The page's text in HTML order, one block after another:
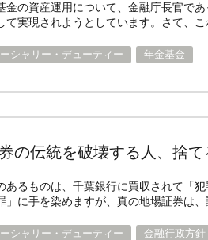
金の資産運用について、金融庁長官で
て実現されようとしています。さて、こ
シャリー・デューティー 年金基金
の伝統を破壊する人、捨て
あるものは、千葉銀行に買収されて「
」に手を染めますが、真の地場証券は
シャリー・デューティー 金融行政方針